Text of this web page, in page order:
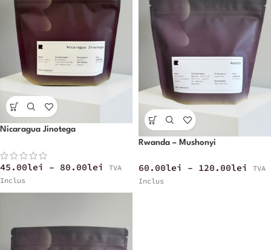
Nicaragua Jinotega
45.00lei – 80.00lei
TVA
Inclus
Rwanda – Mushonyi
60.00lei – 120.00lei
TVA
Inclus